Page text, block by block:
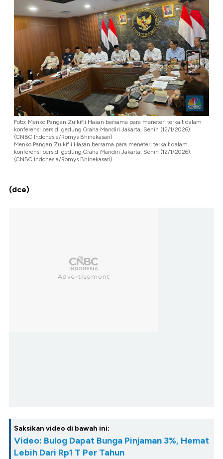
Foto: Menko Pangan Zulkifli Hasan bersama para meneteri terkait dalam
konferensi pers di gedung Graha Mandiri Jakarta, Senin (12/1/2026).
(CNBC Indonesia/Romys Bhinekasari)
Menko Pangan Zulkifli Hasan bersama para meneteri terkait dalam
konferensi pers di gedung Graha Mandiri Jakarta, Senin (12/1/2026).
(CNBC Indonesia/Romys Bhinekasari)
(dce)
Saksikan video di bawah ini:
Video: Bulog Dapat Bunga Pinjaman 3%, Hemat
Lebih Dari Rp1 T Per Tahun